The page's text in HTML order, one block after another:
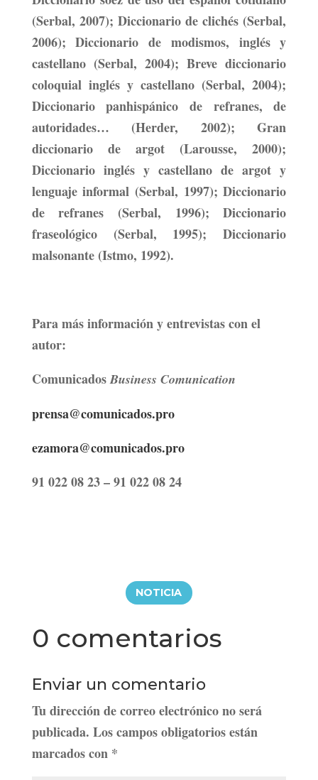
(Serbal, 2007); Diccionario de clichés (Serbal,
2006); Diccionario de modismos, inglés y
castellano (Serbal, 2004); Breve diccionario
coloquial inglés y castellano (Serbal, 2004);
Diccionario panhispánico de refranes, de
autoridades… (Herder, 2002); Gran
diccionario de argot (Larousse, 2000);
Diccionario inglés y castellano de argot y
lenguaje informal (Serbal, 1997); Diccionario
de refranes (Serbal, 1996); Diccionario
fraseológico (Serbal, 1995); Diccionario
malsonante (Istmo, 1992).
Para más información y entrevistas con el
autor:
ComunicadosBusiness Comunication
prensa@comunicados.pro
ezamora@comunicados.pro
91 022 08 23 – 91 022 08 24
NOTICIA
0 comentarios
Enviar un comentario
Tu dirección de correo electrónico no será
publicada. Los campos obligatorios están
marcados con *